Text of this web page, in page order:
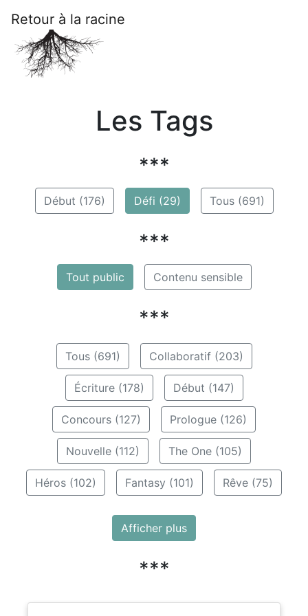
Retour à la racine
Les Tags
***
Début (176) Défi (29) Tous (691)
***
Tout public Contenu sensible
***
Tous (691) Collaboratif (203)
Écriture (178) Début (147)
Concours (127) Prologue (126)
Nouvelle (112) The One (105)
Héros (102) Fantasy (101) Rêve (75)
Afficher plus
***